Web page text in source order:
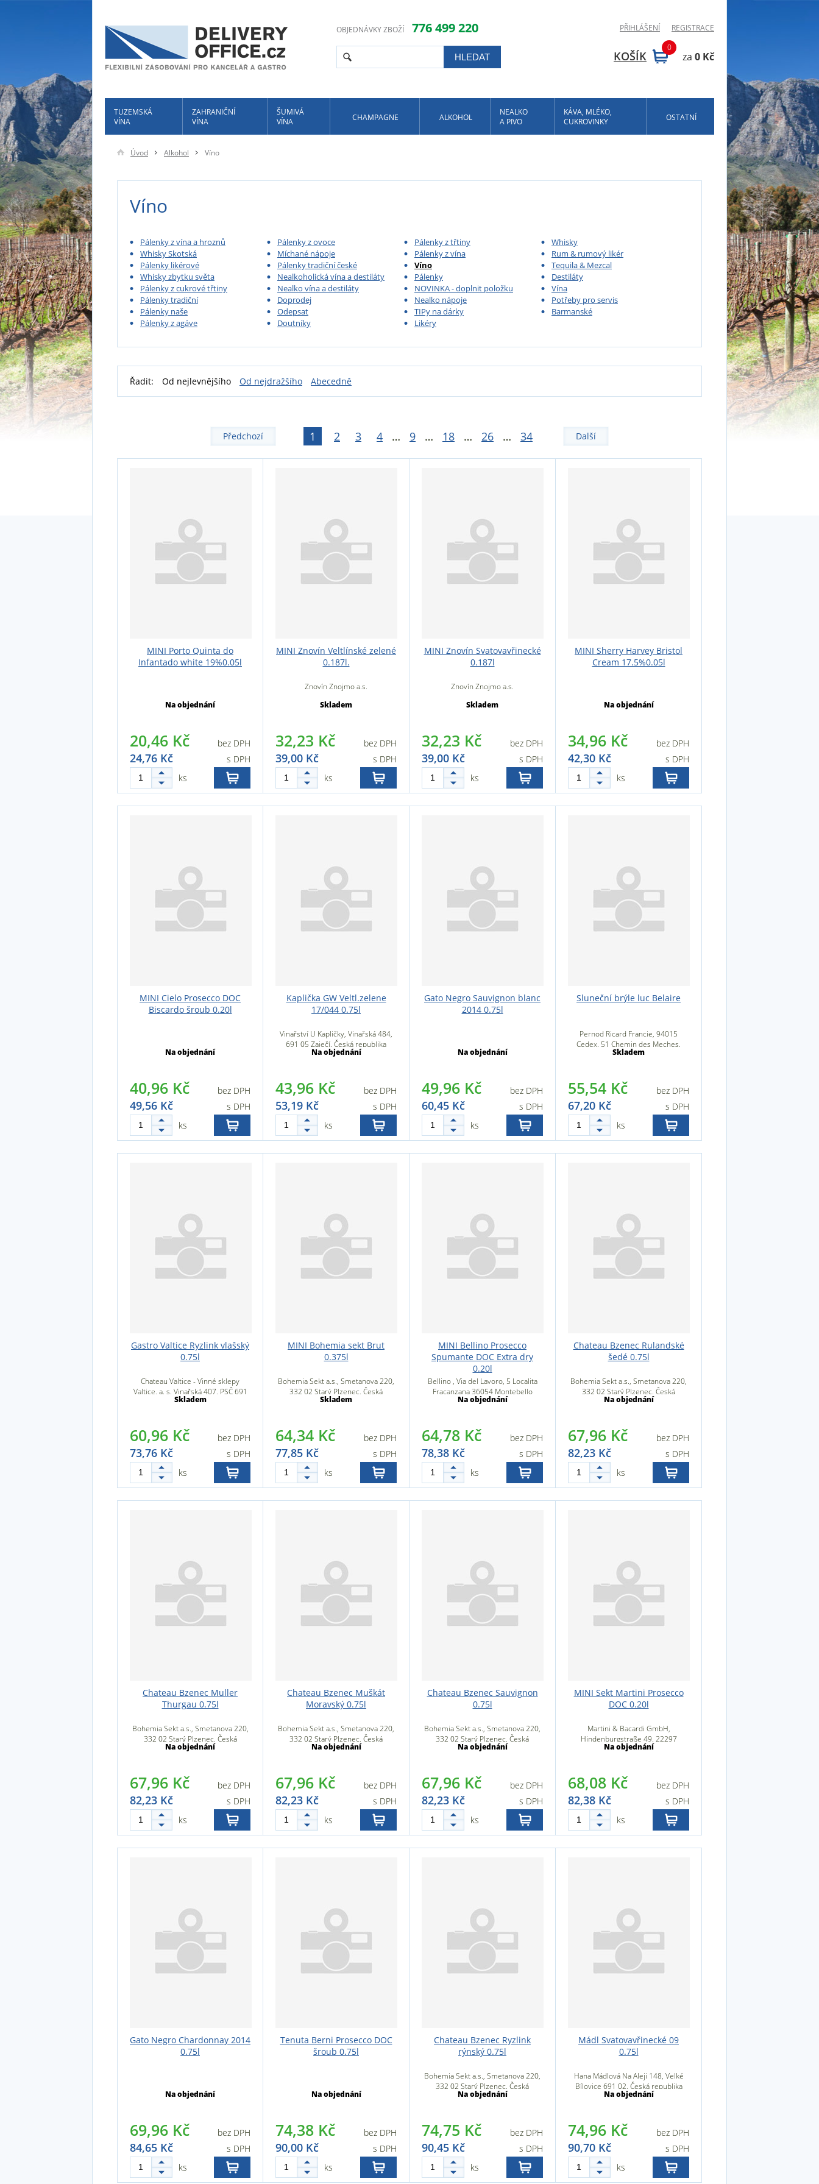
OBJEDNÁVKY ZBOŽÍ 776 499 220 PŘIHLÁŠENÍ REGISTRACE
KOŠÍK
0
za 0 Kč
TUZEMSKÁ
VÍNA
ZAHRANIČNÍ
VÍNA
ŠUMIVÁ
VÍNA
CHAMPAGNE ALKOHOL
NEALKO
A PIVO
KÁVA, MLÉKO,
CUKROVINKY
OSTATNÍ
Úvod Alkohol Víno
Víno
Pálenky z vína a hroznů
Whisky Skotská
Pálenky likérové
Whisky zbytku světa
Pálenky z cukrové třtiny
Pálenky tradiční
Pálenky naše
Pálenky z agáve
Pálenky z ovoce
Míchané nápoje
Pálenky tradiční české
Nealkoholická vína a destiláty
Nealko vína a destiláty
Doprodej
Odepsat
Doutníky
Pálenky z třtiny
Pálenky z vína
Víno
Pálenky
NOVINKA - doplnit položku
Nealko nápoje
TIPy na dárky
Likéry
Whisky
Rum & rumový likér
Tequila & Mezcal
Destiláty
Vína
Potřeby pro servis
Barmanské
Řadit: Od nejlevnějšího Od nejdražšího Abecedně
Předchozí 1 2 3 4 … 9 … 18 … 26 … 34 Další
MINI Porto Quinta do
Infantado white 19%0.05l
Na objednání
20,46 Kč bez DPH
24,76 Kč
s DPH
ks
MINI Znovín Veltlínské zelené
0.187l.
Znovín Znojmo a.s.
Skladem
32,23 Kč bez DPH
39,00 Kč
s DPH
ks
MINI Znovín Svatovavřinecké
0.187l
Znovín Znojmo a.s.
Skladem
32,23 Kč bez DPH
39,00 Kč
s DPH
ks
MINI Sherry Harvey Bristol
Cream 17.5%0.05l
Na objednání
34,96 Kč bez DPH
42,30 Kč
s DPH
ks
MINI Cielo Prosecco DOC
Biscardo šroub 0.20l
Na objednání
40,96 Kč bez DPH
49,56 Kč
s DPH
ks
Kaplička GW Veltl.zelene
17/044 0.75l
Vinařství U Kapličky, Vinařská 484,
691 05 Zaječí, Česká republika
Na objednání
43,96 Kč bez DPH
53,19 Kč
s DPH
ks
Gato Negro Sauvignon blanc
2014 0.75l
Na objednání
49,96 Kč bez DPH
60,45 Kč
s DPH
ks
Sluneční brýle luc Belaire
Pernod Ricard Francie, 94015
Cedex, 51 Chemin des Meches,
94000 Créteil, Francie
Skladem
55,54 Kč bez DPH
67,20 Kč
s DPH
ks
Gastro Valtice Ryzlink vlašský
0.75l
Chateau Valtice - Vinné sklepy
Valtice, a. s. Vinařská 407, PSČ 691
42, Valtice, Česká republika
Skladem
60,96 Kč bez DPH
73,76 Kč
s DPH
ks
MINI Bohemia sekt Brut
0.375l
Bohemia Sekt a.s., Smetanova 220,
332 02 Starý Plzenec, Česká
republika
Skladem
64,34 Kč bez DPH
77,85 Kč
s DPH
ks
MINI Bellino Prosecco
Spumante DOC Extra dry
0.20l
Bellino , Via del Lavoro, 5 Localita
Fracanzana 36054 Montebello
Vicentino, Itálie
Na objednání
64,78 Kč bez DPH
78,38 Kč
s DPH
ks
Chateau Bzenec Rulandské
šedé 0.75l
Bohemia Sekt a.s., Smetanova 220,
332 02 Starý Plzenec, Česká
republika
Na objednání
67,96 Kč bez DPH
82,23 Kč
s DPH
ks
Chateau Bzenec Muller
Thurgau 0.75l
Bohemia Sekt a.s., Smetanova 220,
332 02 Starý Plzenec, Česká
republika
Na objednání
67,96 Kč bez DPH
82,23 Kč
s DPH
ks
Chateau Bzenec Muškát
Moravský 0.75l
Bohemia Sekt a.s., Smetanova 220,
332 02 Starý Plzenec, Česká
republika
Na objednání
67,96 Kč bez DPH
82,23 Kč
s DPH
ks
Chateau Bzenec Sauvignon
0.75l
Bohemia Sekt a.s., Smetanova 220,
332 02 Starý Plzenec, Česká
republika
Na objednání
67,96 Kč bez DPH
82,23 Kč
s DPH
ks
MINI Sekt Martini Prosecco
DOC 0.20l
Martini & Bacardi GmbH,
Hindenburgstraße 49, 22297
Hamburg, Německo
Na objednání
68,08 Kč bez DPH
82,38 Kč
s DPH
ks
Gato Negro Chardonnay 2014
0.75l
Na objednání
69,96 Kč bez DPH
84,65 Kč
s DPH
ks
Tenuta Berni Prosecco DOC
šroub 0.75l
Na objednání
74,38 Kč bez DPH
90,00 Kč
s DPH
ks
Chateau Bzenec Ryzlink
rýnský 0.75l
Bohemia Sekt a.s., Smetanova 220,
332 02 Starý Plzenec, Česká
republika
Na objednání
74,75 Kč bez DPH
90,45 Kč
s DPH
ks
Mádl Svatovavřinecké 09
0.75l
Hana Mádlová Na Aleji 148, Velké
Bílovice 691 02, Česká republika
Na objednání
74,96 Kč bez DPH
90,70 Kč
s DPH
ks